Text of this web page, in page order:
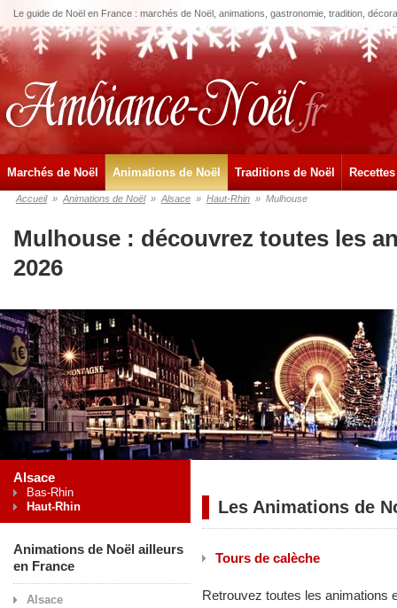
Le guide de Noël en France : marchés de Noël, animations, gastronomie, tradition,
Marchés de Noël Animations de Noël Traditions de Noël
Accueil » Animations de Noël » Alsace » Haut-Rhin » Mulhouse
Mulhouse : découvrez toutes les
2026
Alsace
Bas-Rhin
Haut-Rhin
Animations de Noël ailleurs
en France
Alsace
Les Animations de
Tours de calèche
Retrouvez toutes les animations